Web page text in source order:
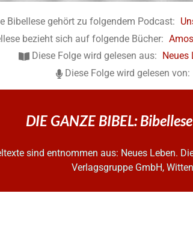
Bibellese gehört zu folgendem Podcast:
bezieht sich auf folgende Bücher: Amos
Diese Folge wird gelesen aus:
Neues
Diese Folge wird gelesen von:
DIE GANZE BIBEL:
sind entnommen aus: Neues Leben.
Verlagsgruppe GmbH,